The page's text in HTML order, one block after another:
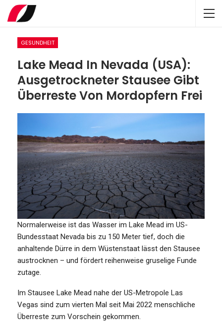
GESUNDHEIT
Lake Mead In Nevada (USA):
Ausgetrockneter Stausee Gibt
Überreste Von Mordopfern Frei
Normalerweise ist das Wasser im Lake Mead im US-
Bundesstaat Nevada bis zu 150 Meter tief, doch die
anhaltende Dürre in dem Wüstenstaat lässt den Stausee
austrocknen – und fördert reihenweise gruselige Funde
zutage.
Im Stausee Lake Mead nahe der US-Metropole Las
Vegas sind zum vierten Mal seit Mai 2022 menschliche
Überreste zum Vorschein gekommen.